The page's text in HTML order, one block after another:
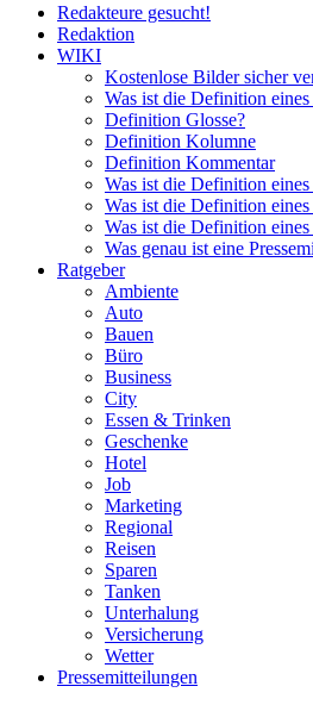
Redakteure gesucht!
Redaktion
WIKI
Kostenlose Bilder sicher
Was ist die Definition
Definition Glosse?
Definition Kolumne
Definition Kommentar
Was ist die Definition
Was ist die Definition eines
Was ist die Definition eines
Was genau ist eine
Ratgeber
Ambiente
Auto
Bauen
Büro
Business
City
Essen & Trinken
Geschenke
Hotel
Job
Marketing
Regional
Reisen
Sparen
Tanken
Unterhalung
Versicherung
Wetter
Pressemitteilungen